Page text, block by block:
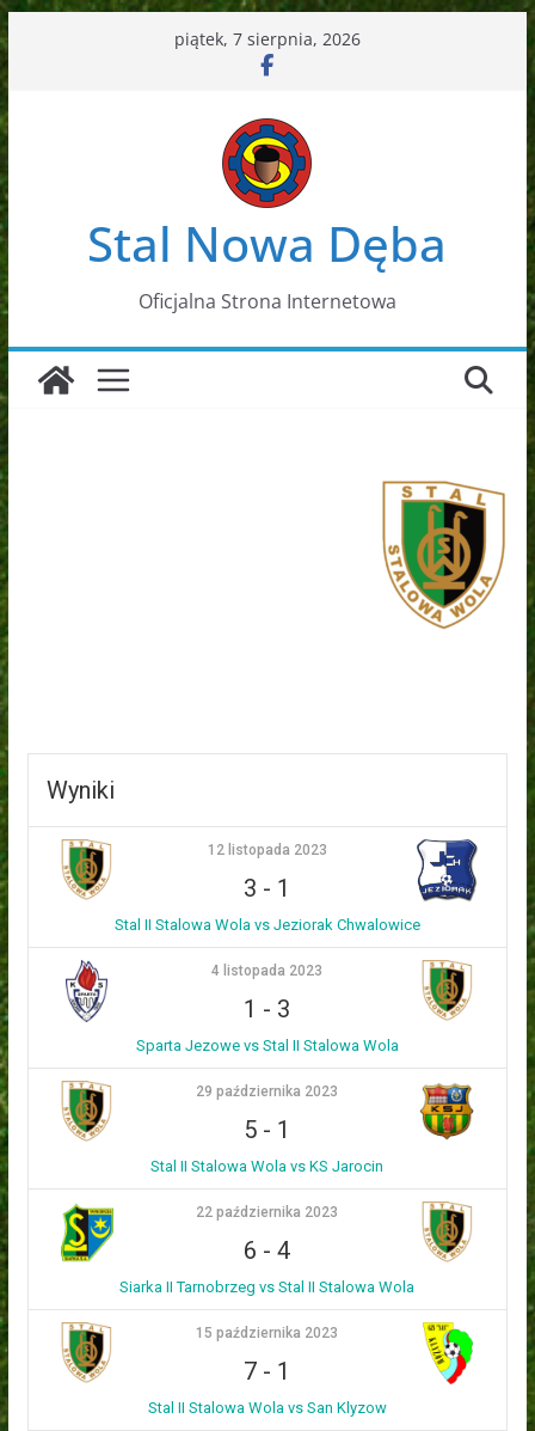
Przejdź
do
treści
piątek, 7 sierpnia, 2026
Stal Nowa Dęba
Oficjalna Strona Internetowa
Wyniki
12 listopada 2023
3 - 1
Stal II Stalowa Wola vs Jeziorak Chwalowice
4 listopada 2023
1 - 3
Sparta Jezowe vs Stal II Stalowa Wola
29 października 2023
5 - 1
Stal II Stalowa Wola vs KS Jarocin
22 października 2023
6 -4
Siarka II Tarnobrzeg vs Stal II Stalowa Wola
15 października 2023
7 - 1
Stal II Stalowa Wola vs San Klyzow